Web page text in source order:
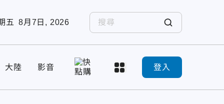
五 8月7日, 2026
大陸 影音 登入